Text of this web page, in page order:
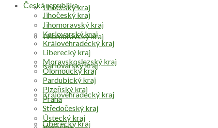
Jihočeský kraj
Jihomoravský kraj
Karlovarský kraj
Královéhradecký kraj
Liberecký kraj
Česká republika
Jihočeský kraj
Jihomoravský kraj
Karlovarský kraj
Královéhradecký kraj
Liberecký kraj
Moravskoslezský kraj
Olomoucký kraj
Pardubický kraj
Plzeňský kraj
Praha
Středočeský kraj
Ústecký kraj